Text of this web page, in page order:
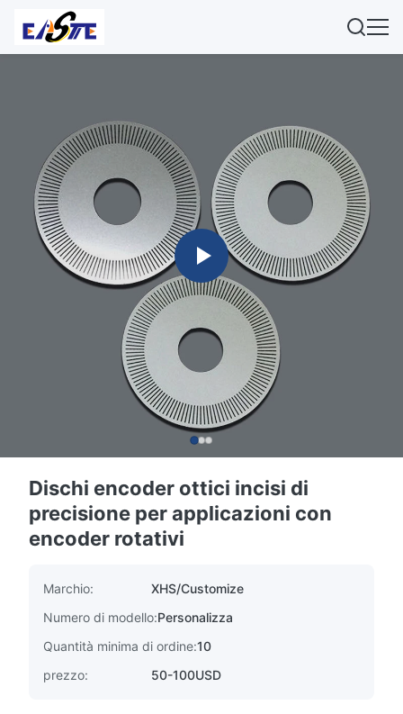
Dischi encoder ottici incisi di
precisione per applicazioni con
encoder rotativi
Marchio:
XHS/Customize
Numero di modello:Personalizza
Quantità minima di ordine:10
prezzo:
50-100USD